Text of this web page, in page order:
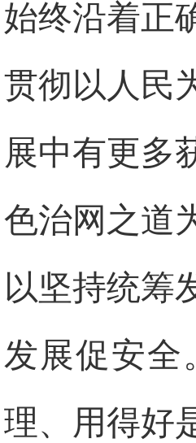
始终沿着正
贯彻以人民
展中有更多
色治网之道
以坚持统筹
发展促安全
理、用得好